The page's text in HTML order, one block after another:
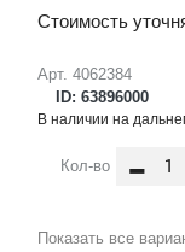
Арт. 4062384
ID: 63896000
Стоимость
В наличии на
Кол-во -
Показать все